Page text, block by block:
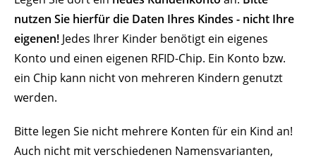
nutzen Sie hierfür die Daten Ihres Kindes - nicht Ihre
eigenen! Jedes Ihrer Kinder benötigt ein eigenes
Konto und einen eigenen RFID-Chip. Ein Konto bzw.
ein Chip kann nicht von mehreren Kindern genutzt
werden.
Bitte legen Sie nicht mehrere Konten für ein Kind an!
Auch nicht mit verschiedenen Namensvarianten,